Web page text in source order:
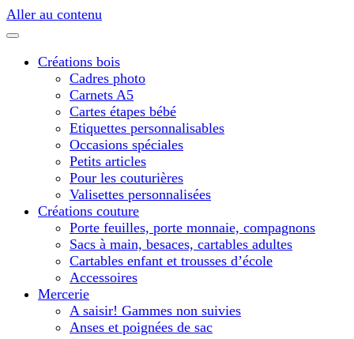
Aller au contenu
Créations bois
Cadres photo
Carnets A5
Cartes étapes bébé
Etiquettes personnalisables
Occasions spéciales
Petits articles
Pour les couturières
Valisettes personnalisées
Créations couture
Porte feuilles, porte monnaie, compagnons
Sacs à main, besaces, cartables adultes
Cartables enfant et trousses d’école
Accessoires
Mercerie
A saisir! Gammes non suivies
Anses et poignées de sac